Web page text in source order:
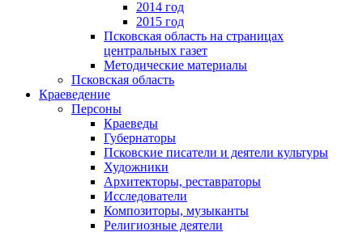
2014 год
2015 год
Псковская область на страницах
центральных газет
Методические материалы
Псковская область
Краеведение
Персоны
Краеведы
Губернаторы
Псковские писатели и деятели культуры
Художники
Архитекторы, реставраторы
Исследователи
Композиторы, музыканты
Религиозные деятели